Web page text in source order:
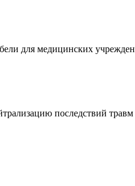
для медицинских
последствий